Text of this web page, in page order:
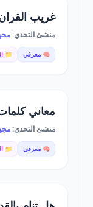
غريب
منشئ التحدي:
🧠 معرفي 📁
معاني
منشئ التحدي:
🧠 معرفي 📁